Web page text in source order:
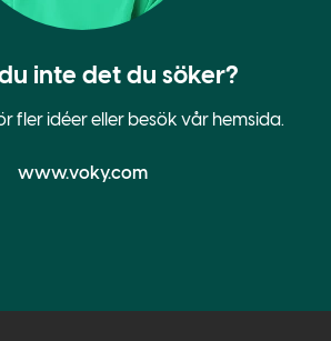
inte det du söker?
fler idéer eller besök vår hemsida.
www.voky.com